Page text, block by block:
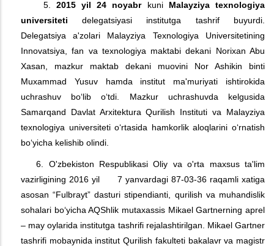
5. 2015 yil 24 noyabrkuni Malayziya texnologiya
universiteti delegatsiyasi institutga tashrif buyurdi.
Delegatsiya a'zolari Malayziya Texnologiya Universitetining
Innovatsiya, fan va texnologiya maktabi dekani Norixan Abu
Xasan, mazkur maktab dekani muovini Nor Ashikin binti
Muxammad Yusuv hamda institut ma'muriyati ishtirokida
uchrashuv bo‘lib o‘tdi. Mazkur uchrashuvda kelgusida
Samarqand Davlat Arxitektura Qurilish Instituti va Malayziya
texnologiya universiteti o‘rtasida hamkorlik aloqlarini o‘rnatish
bo‘yicha kelishib olindi.
6. O'zbekiston Respublikasi Oliy va o'rta maxsus ta'lim
vazirligining 2016 yil 7 yanvardagi 87-03-36 raqamli xatiga
asosan “Fulbrayt” dasturi stipendianti, qurilish va muhandislik
sohalari bo‘yicha AQShlik mutaxassis Mikael Gartnerning aprel
– may oylarida institutga tashrifi rejalashtirilgan. Mikael Gartner
tashrifi mobaynida institut Qurilish fakulteti bakalavr va magistr